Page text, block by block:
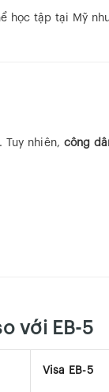
học tập tại Mỹ
. Tuy nhiên, công
với EB-5
Visa EB-5